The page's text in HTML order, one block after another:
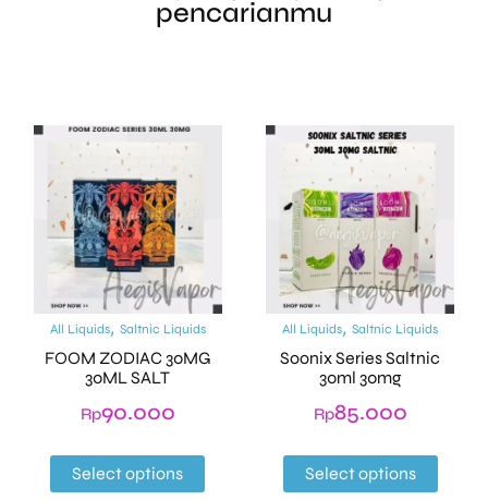
pencarianmu
All Liquids, Saltnic Liquids
FOOM ZODIAC 30MG
30ML SALT
Rp90.000
Select options
All Liquids,Saltnic Liquids
Soonix Series Saltnic
30ml 30mg
Rp85.000
Select options